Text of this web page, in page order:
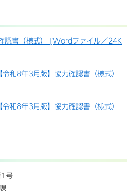
認書（様式） [Wordファイル／24K
令和8年3月版】協力確認書（様式）
令和8年3月版】協力確認書（様式）
1号